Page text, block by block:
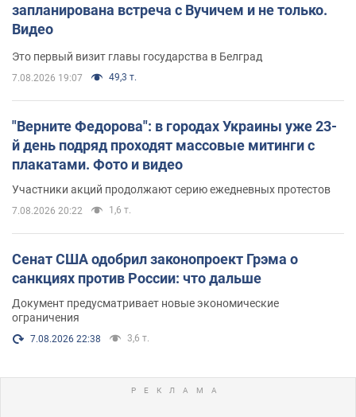
запланирована встреча с Вучичем и не только.
Видео
Это первый визит главы государства в Белград
7.08.2026 19:07 49,3 т.
"Верните Федорова": в городах Украины уже 23-
й день подряд проходят массовые митинги с
плакатами. Фото и видео
Участники акций продолжают серию ежедневных протестов
7.08.2026 20:22 1,6 т.
Сенат США одобрил законопроект Грэма о
санкциях против России: что дальше
Документ предусматривает новые экономические
ограничения
7.08.2026 22:38 3,6 т.